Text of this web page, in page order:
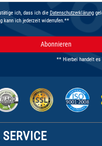
ich, dass ich die Daten­schutz­erklärung
kann ich jederzeit widerrufen.**
Abonnieren
** Hierbei handelt